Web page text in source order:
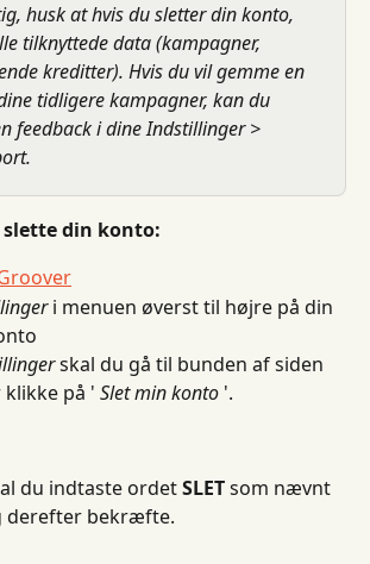
husk at hvis du sletter din konto,
tilknyttede data (kampagner,
kreditter). Hvis du vil gemme en
tidligere kampagner, kan du
feedback i dine Indstillinger >
din konto:
i menuen øverst til højre på din
skal du gå til bunden af ​​siden
på ' Slet min konto '.
du indtaste ordet SLET som nævnt
derefter bekræfte.